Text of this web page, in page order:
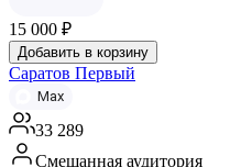
15 000 ₽
Добавить в корзину
Саратов Первый
Max
33 289
Смешанная аудитория